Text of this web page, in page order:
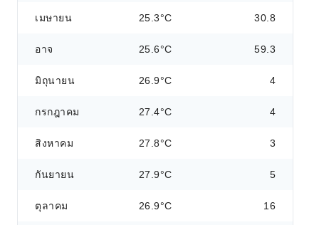
เมษายน 25.3°C 30.8
อาจ 25.6°C 59.3
มิถุนายน 26.9°C 4
กรกฎาคม 27.4°C 4
สิงหาคม 27.8°C 3
กันยายน 27.9°C 5
ตุลาคม 26.9°C 16